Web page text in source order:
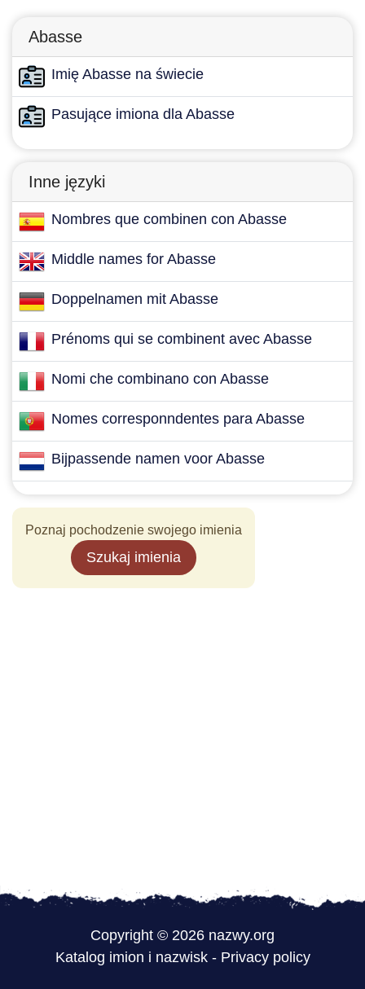
Abasse
Imię Abasse na świecie
Pasujące imiona dla Abasse
Inne języki
Nombres que combinen con Abasse
Middle names for Abasse
Doppelnamen mit Abasse
Prénoms qui se combinent avec Abasse
Nomi che combinano con Abasse
Nomes corresponndentes para Abasse
Bijpassende namen voor Abasse
Poznaj pochodzenie swojego imienia
Szukaj imienia
Copyright © 2026 nazwy.org
Katalog imion i nazwisk- Privacy policy